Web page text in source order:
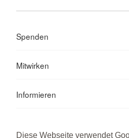
Diese Webseite verwendet
Spenden
Mitwirken
Informieren